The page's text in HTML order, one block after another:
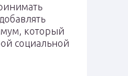
который
социальной